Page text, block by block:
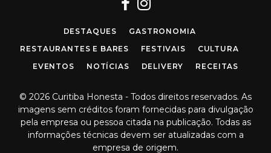
Facebook
Instagram
DESTAQUES
GASTRONOMIA
RESTAURANTES E BARES
FESTIVAIS
CULTURA
EVENTOS
NOTÍCIAS DELIVERY RECEITAS
© 2026 Curitiba Honesta - Todos direitos reservados. As
imagens sem créditos foram fornecidas para divulgação
pela empresa ou pessoa citada na publicação. Todas as
informações técnicas devem ser atualizadas com a
empresa de origem.